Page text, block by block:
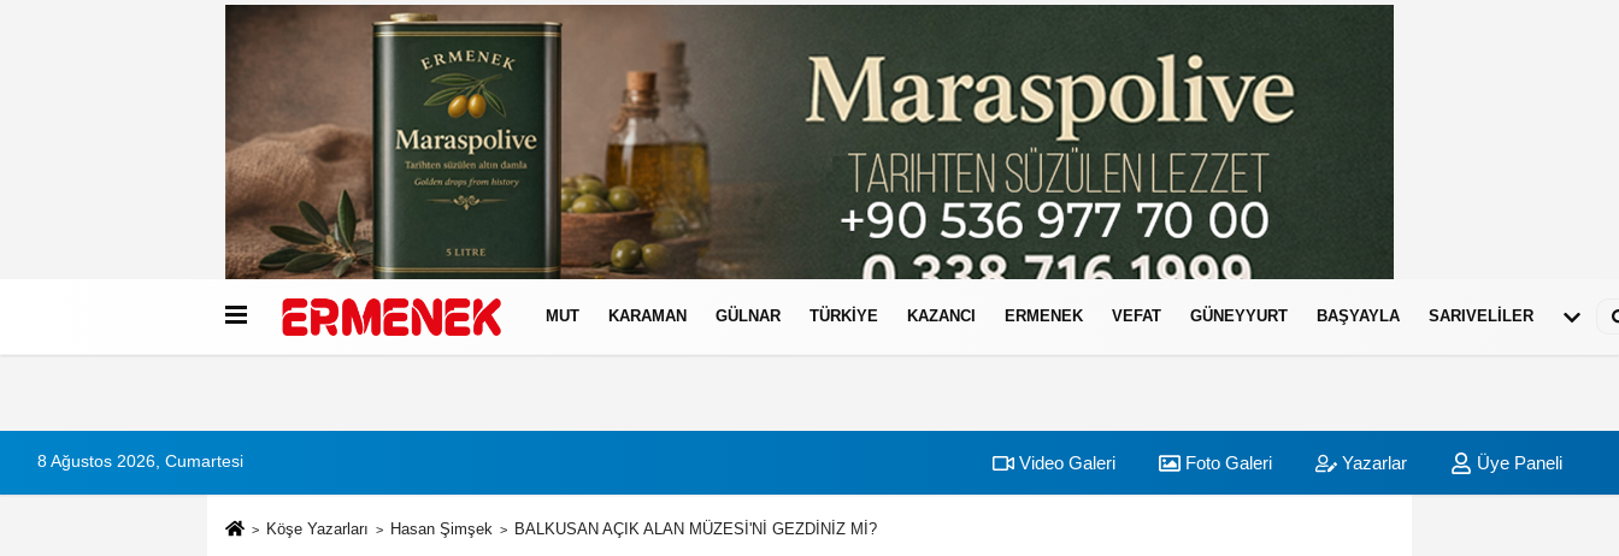
Künye İletişim Çerez Politikası
MUT KARAMAN GÜLNAR TÜRKIYE KAZANCI ERMENEK VEFAT GÜNEYYURT BAŞYAYLA SARIVELİLER
8 Ağustos 2026, Cumartesi Video Galeri Foto Galeri Yazarlar Üye Paneli
Köşe Yazarları Hasan Şimşek BALKUSAN AÇIK ALAN MÜZESİ'Nİ GEZDİNİZ Mİ?